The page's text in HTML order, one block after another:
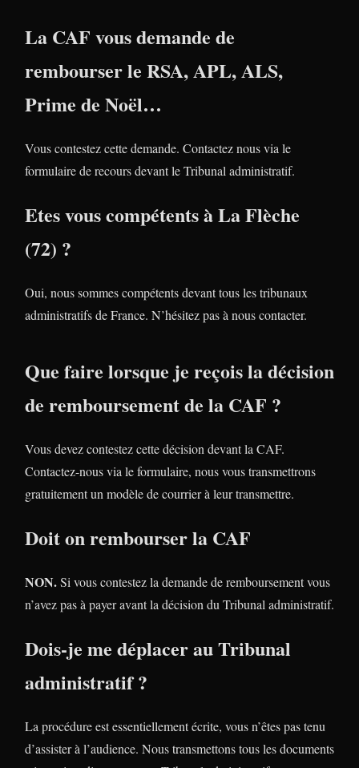
La CAF vous demande de
rembourser le RSA, APL, ALS,
Prime de Noël…
Vous contestez cette demande. Contactez nous via le
formulaire de recours devant le Tribunal administratif.
Etes vous compétents à La Flèche
(72) ?
Oui, nous sommes compétents devant tous les tribunaux
administratifs de France. N’hésitez pas à nous contacter.
Que faire lorsque je reçois la décision
de remboursement de la CAF ?
Vous devez contestez cette décision devant la CAF.
Contactez-nous via le formulaire, nous vous transmettrons
gratuitement un modèle de courrier à leur transmettre.
Doit on rembourser la CAF
NON.Si vous contestez la demande de remboursement vous
n’avez pas à payer avant la décision du Tribunal administratif.
Dois-je me déplacer au Tribunal
administratif ?
La procédure est essentiellement écrite, vous n’êtes pas tenu
d’assister à l’audience. Nous transmettons tous les documents